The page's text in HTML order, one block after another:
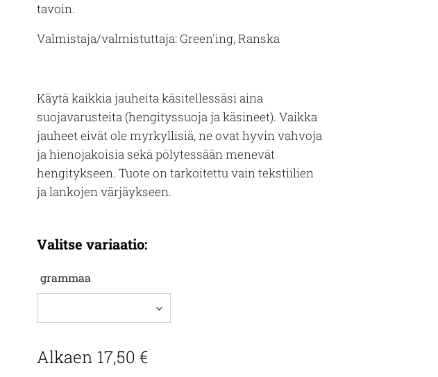
tavoin.
Valmistaja/valmistuttaja: Green'ing, Ranska
Käytä kaikkia jauheita käsitellessäsi aina
suojavarusteita (hengityssuoja ja käsineet). Vaikka
jauheet eivät ole myrkyllisiä, ne ovat hyvin vahvoja
ja hienojakoisia sekä pölytessään menevät
hengitykseen. Tuote on tarkoitettu vain tekstiilien
ja lankojen värjäykseen.
Valitse variaatio:
grammaa
Alkaen 17,50 €